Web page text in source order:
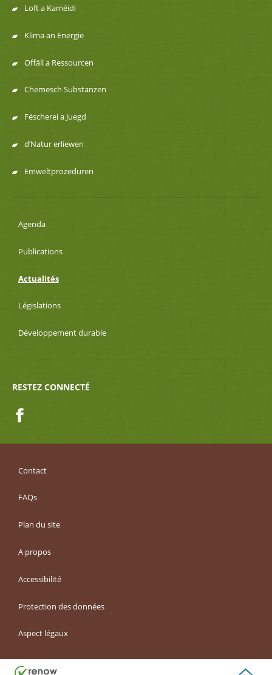
de
navigation
Loft a Kaméidi
Klima an Energie
Offäll a Ressourcen
Chemesch Substanzen
Fëscherei a Juegd
d’Natur erliewen
Emweltprozeduren
Agenda
Publications
Actualités
Législations
Développement durable
RESTEZ CONNECTÉ
Contact
FAQs
Plan du site
A propos
Accessibilité
Protection des données
Aspect légaux